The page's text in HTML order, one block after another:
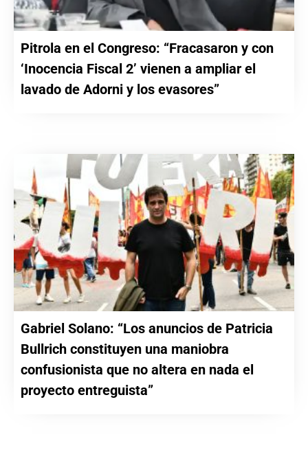
Pitrola en el Congreso: “Fracasaron y con
‘Inocencia Fiscal 2’ vienen a ampliar el
lavado de Adorni y los evasores”
Gabriel Solano: “Los anuncios de Patricia
Bullrich constituyen una maniobra
confusionista que no altera en nada el
proyecto entreguista”